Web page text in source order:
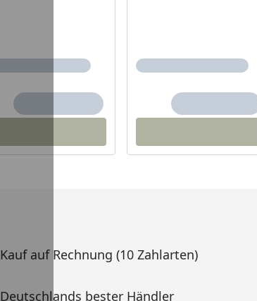
Kauf auf Rechnung (10 Zahlarten)
Deutschlands bester Händler